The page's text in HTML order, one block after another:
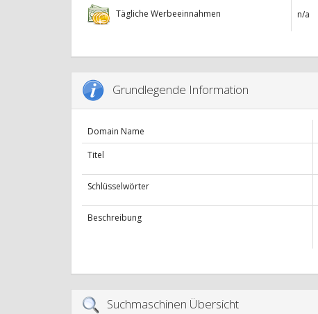
Tägliche Werbeeinnahmen n/a
Grundlegende Information
Domain Name
Titel
Schlüsselwörter
Beschreibung
Suchmaschinen Übersicht